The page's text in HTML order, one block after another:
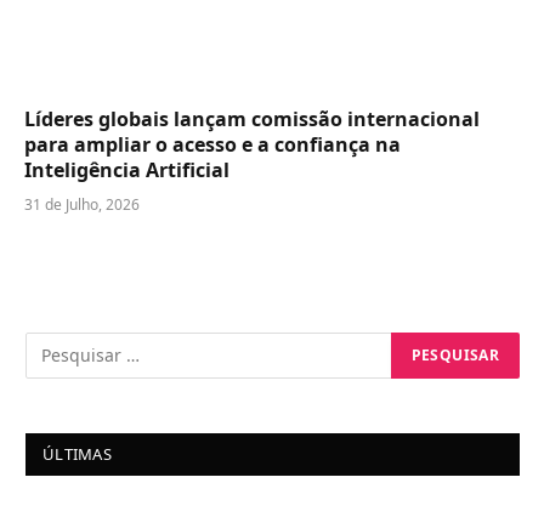
Líderes globais lançam comissão internacional
para ampliar o acesso e a confiança na
Inteligência Artificial
31 de Julho, 2026
ÚLTIMAS